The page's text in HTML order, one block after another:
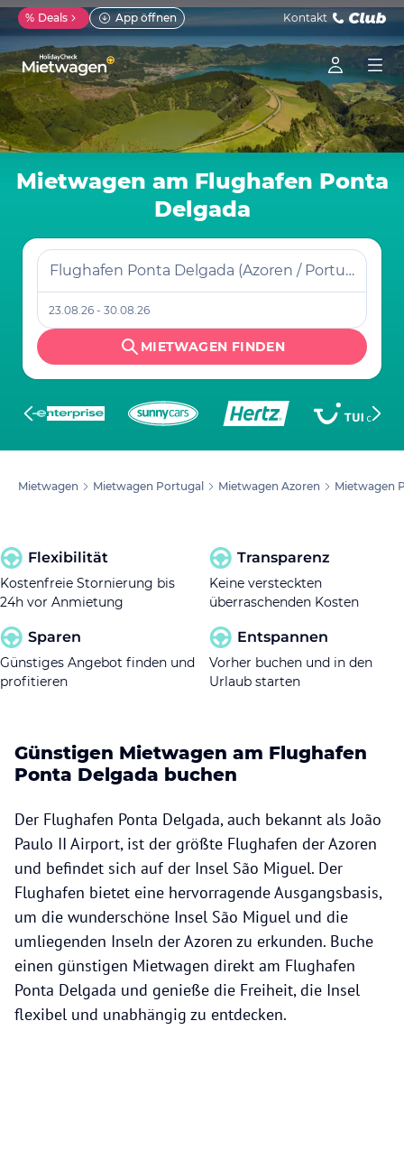
% Deals App öffnen Kontakt
Mietwagen am Flughafen Ponta
Delgada
Flughafen Ponta Delgada (Azoren / Portugal)
23.08.26 - 30.08.26
MIETWAGEN FINDEN
Mietwagen Mietwagen Portugal Mietwagen Azoren Mietwagen
Flexibilität
Kostenfreie Stornierung bis
24h vor Anmietung
Transparenz
Keine versteckten
überraschenden Kosten
Sparen
Günstiges Angebot finden und
profitieren
Entspannen
Vorher buchen und in den
Urlaub starten
Günstigen Mietwagen am Flughafen
Ponta Delgada buchen
Der Flughafen Ponta Delgada, auch bekannt als João
Paulo II Airport, ist der größte Flughafen der Azoren
und befindet sich auf der Insel São Miguel. Der
Flughafen bietet eine hervorragende Ausgangsbasis,
um die wunderschöne Insel São Miguel und die
umliegenden Inseln der Azoren zu erkunden. Buche
einen günstigen Mietwagen direkt am Flughafen
Ponta Delgada und genieße die Freiheit, die Insel
flexibel und unabhängig zu entdecken.